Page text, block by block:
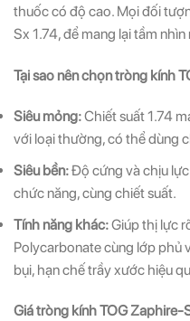
thuốc có độ cao. Mọi đối
Sx 1.74, để mang lại tầm
Tại sao nên chọn tròng kính
Siêu mỏng:Chiết suất 1.74
với loại thường, có thể dùng
Siêu bền:Độ cứng và chịu
chức năng, cùng chiết suất.
Tính năng khác:Giúp thị lực
Polycarbonate cùng lớp phủ
bụi, hạn chế trầy xước hiệu
Giá tròng kính TOG